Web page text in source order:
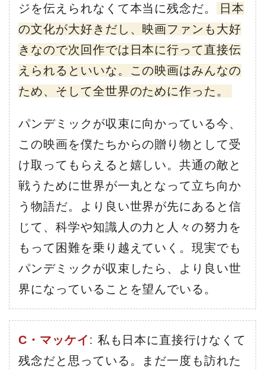
ジを伝えられなくて本当に残念だ。
日本
の文化が大好きだし、映画ファンも大好
きなので次回作では日本に行って直接伝
えられるといいな。この映画はみんなの
ため、そして全世界のために作った。
パンデミックが収束に向かっている今、
この映画を僕たちからの贈り物として受
け取ってもらえると嬉しい。共通の敵と
戦うために世界が一丸となって立ち向か
う物語だ。より良い世界が先にあると信
じて、科学や知識人の力と人々の努力を
もって困難を乗り越えていく。現実でも
パンデミックが収束したら、より良い世
界になっていることを望んでいる。
C・マッケイ: 私も日本に直接行けなくて
残念だと思っている。まだ一度も訪れた